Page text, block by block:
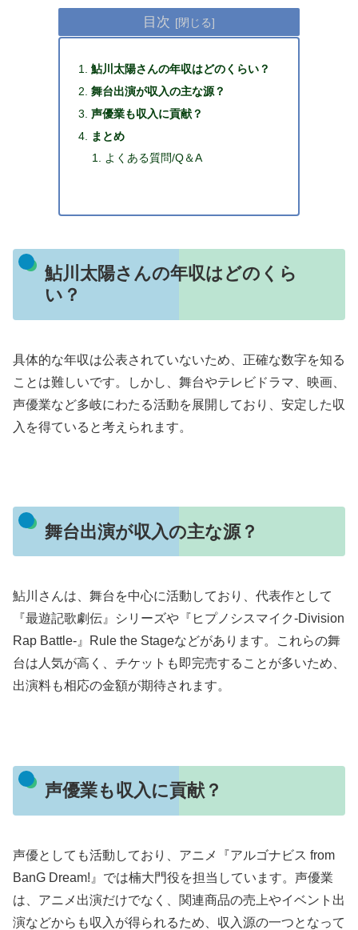
目次
鮎川太陽さんの年収はどのくらい？
舞台出演が収入の主な源？
声優業も収入に貢献？
まとめ
よくある質問/Q＆A
鮎川太陽さんの年収はどのくら
い？
具体的な年収は公表されていないため、正確な数字を知る
ことは難しいです。しかし、舞台やテレビドラマ、映画、
声優業など多岐にわたる活動を展開しており、安定した収
入を得ていると考えられます。
舞台出演が収入の主な源？
鮎川さんは、舞台を中心に活動しており、代表作として
『最遊記歌劇伝』シリーズや『ヒプノシスマイク-Division
Rap Battle-』Rule the Stageなどがあります。これらの舞
台は人気が高く、チケットも即完売することが多いため、
出演料も相応の金額が期待されます。
声優業も収入に貢献？
声優としても活動しており、アニメ『アルゴナビス from
BanG Dream!』では楠大門役を担当しています。声優業
は、アニメ出演だけでなく、関連商品の売上やイベント出
演などからも収入が得られるため、収入源の一つとなって